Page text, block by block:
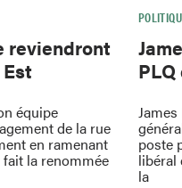
reviendront
équipe
de la rue
en ramenant
la renommée
poste
libéral
la